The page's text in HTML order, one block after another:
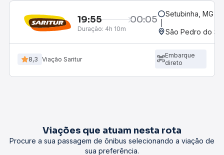
19:55 00:05
Duração: 4h 10m
Setubinha, MG
São Pedro do
8,3 Viação Saritur
Embarque
direto
Viações que atuam nesta rota
Procure a sua passagem de ônibus selecionando a viação de
sua preferência.